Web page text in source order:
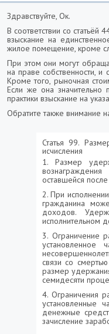
Здравствуйте, Ок.
В соответствии со
взыскание на
жилое помещение, кроме
При этом они могут
на праве собственности,
Кроме того, рыночная
Если же она значительно
практики взыскание на
Обратите также внимание
Статья 99.
исчисления
1. Размер
вознаграждения
оставшейся
2. При
гражданина
доходов.
исполнительном
3. Ограничение
установленное
связи со
размер
семидесяти
4. Ограничения
установленные
денежные
зачисление